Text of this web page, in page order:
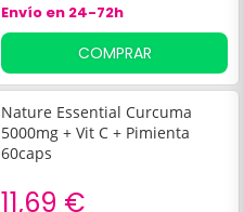
para optimizar la función
muscular y nerviosa, siendo
especialmente adecuado
para personas activas y
deportistas que buscan
mantener la salud de
músculos, tendones y
Envío en 24-72h
COMPRAR
Nature Essential Curcuma
5000mg + Vit C + Pimienta
60caps
11,69 €